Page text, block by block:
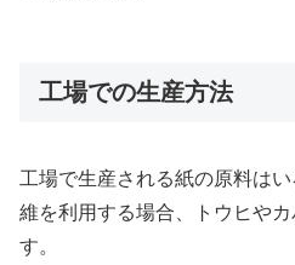
工場での生産方法
工場で生産される紙の原料は
維を利用する場合、トウヒや
す。